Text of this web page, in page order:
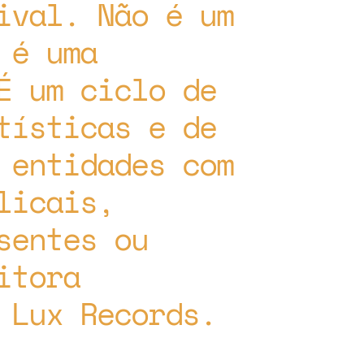
Não é um
uma
um ciclo de
e de
com
ou
Records.